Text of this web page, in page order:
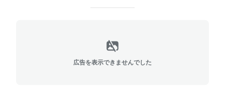
広告を表示できませんでした